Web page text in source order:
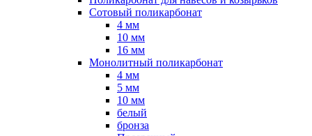
Сотовый поликарбонат
4 мм
10 мм
16 мм
Монолитный поликарбонат
4 мм
5 мм
10 мм
белый
бронза